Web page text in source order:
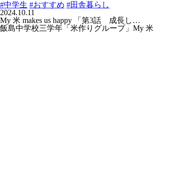
#中学生 #おすすめ #田舎暮らし
2024.10.11
My 米 makes us happy 「第3話 成長し…
飯島中学校三学年「米作りグループ」My 米